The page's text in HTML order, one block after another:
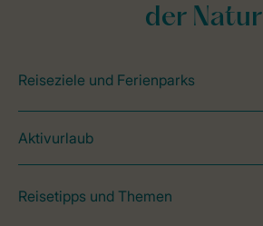
der Natur
Reiseziele und Ferienparks
Aktivurlaub
Reisetipps und Themen